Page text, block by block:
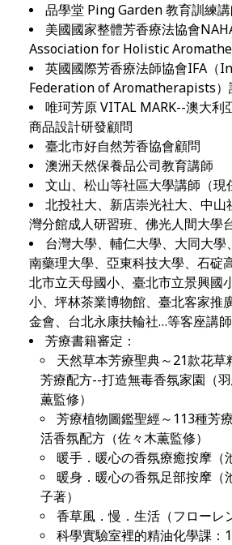
品學堂 Ping Garden 教育訓練
美國國家整體芳香療法協會
Association for Holistic
英國國際芳香療法師協會IFA（
Federation of Aromatherapists）
唯珂芳原 VITAL MARK--澳大利
商品設計研發顧問
臺北市好自然芳香協會顧問
澳洲天然保養品公司教育講師
文山、松山等社區大學講師（現
北投社大、新店崇光社大、中山
灣分館成人研習班、佛光人間大學
台灣大學、輔仁大學、大同大
南藥理大學、亞東科技大學、石碇
北市立天母國小、臺北市立景興國
小、坪林茶業博物館、臺北客家推
金會、台北永康扶輪社…等客座講師
芳療書籍審定：
天然草本芳療聖典～21款花
芳療配方--打造無毒香氛家園（
薫監修）
芳療植物圖鑑聖經～113種芳
活香氛配方（佐々木薫監修）
暖手．暖心の香氛療癒按摩（
暖身．暖心の香氛足部按摩（
子著）
香草風．慢．生活（フローレ
科學實驗室裡的精油化學課：